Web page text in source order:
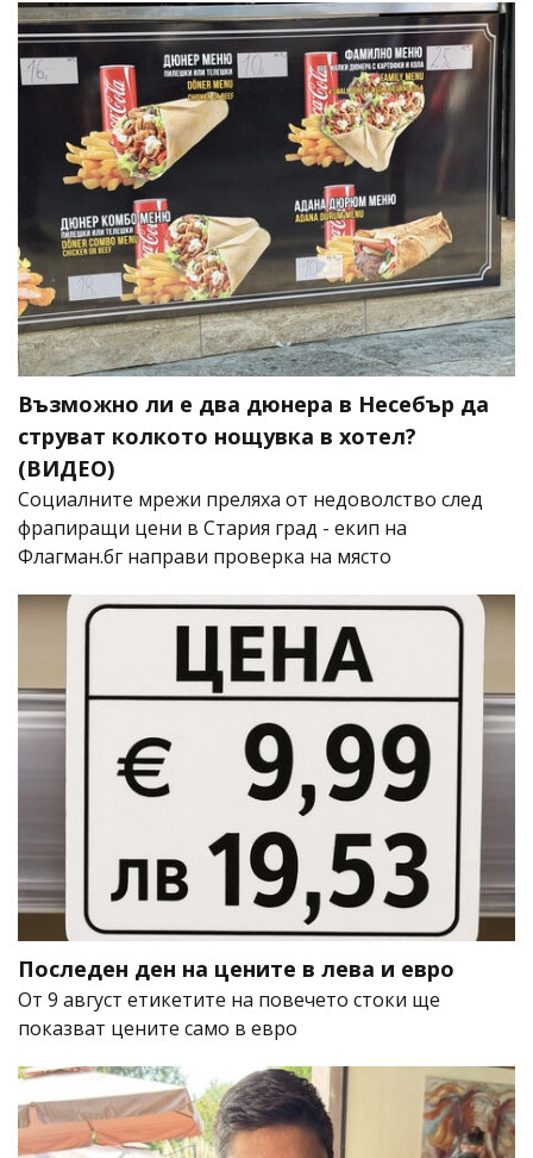
Възможно ли е два дюнера в Несебър да
струват колкото нощувка в хотел?
(ВИДЕО)
Социалните мрежи преляха от недоволство след
фрапиращи цени в Стария град - екип на
Флагман.бг направи проверка на място
Последен ден на цените в лева и евро
От 9 август етикетите на повечето стоки ще
показват цените само в евро